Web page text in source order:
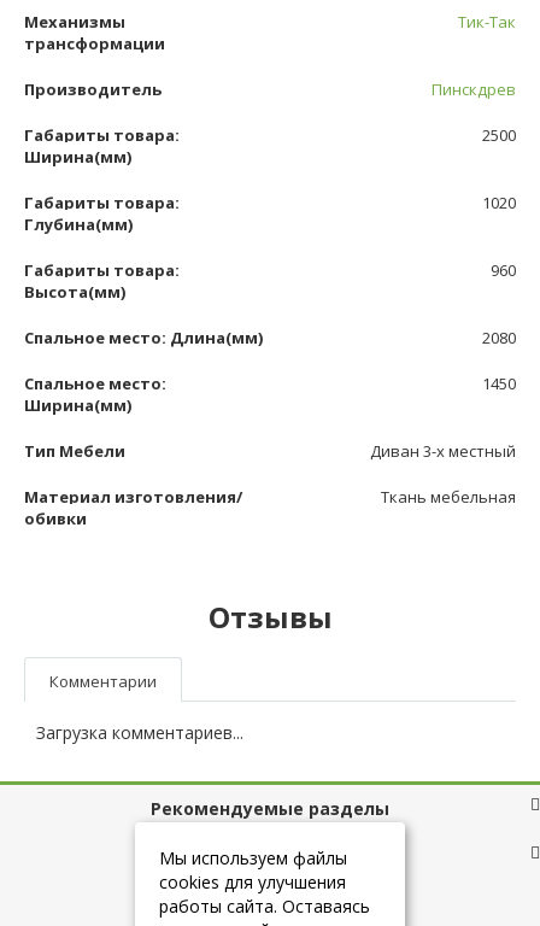
Механизмы
трансформации
Тик-Так
Производитель Пинскдрев
Габариты товара:
Ширина(мм)
2500
Габариты товара:
Глубина(мм)
1020
Габариты товара:
Высота(мм)
960
Спальное место: Длина(мм) 2080
Спальное место:
Ширина(мм)
1450
Тип Мебели Диван 3-х местный
Материал изготовления/
обивки
Ткань мебельная
Отзывы
Комментарии
Загрузка комментариев...
Рекомендуемые разделы
Полезные ссылки
Мы используем файлы
cookies для улучшения
работы сайта. Оставаясь